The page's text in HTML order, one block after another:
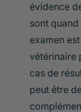
évidence
sont
examen
vétérinaire
cas de
peut être